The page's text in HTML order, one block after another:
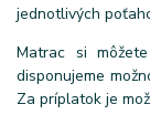
jednotlivých
Matrac si
disponujeme
Za príplatok je